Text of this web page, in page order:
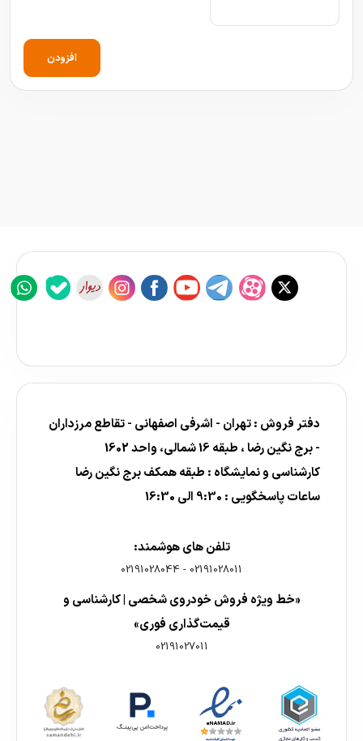
افزودن
دفتر فروش : تهران - اشرفی اصفهانی - تقاطع مرزداران
- برج نگین رضا ، طبقه 16 شمالی، واحد 1602
کارشناسی و نمایشگاه : طبقه همکف برج نگین رضا
ساعات پاسخگویی : 9:30 الی 16:30
تلفن های هوشمند:
02191028011
-
02191028044
«خط ویژه فروش خودروی شخصی | کارشناسی و
قیمت‌گذاری فوری»
02191027011